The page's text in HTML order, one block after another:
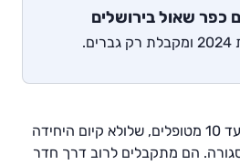
כפר שאול בירושלים
ביחידות אלה מתאשפזים עד 10 מטופלים, שלולא קיום היחידה
הם מתקבלים לרוב דרך חדר